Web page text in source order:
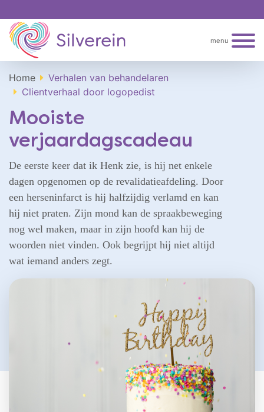
menu
Home
Verhalen van behandelaren
Clientverhaal door logopedist
Mooiste
verjaardagscadeau
De eerste keer dat ik Henk zie, is hij net enkele
dagen opgenomen op de revalidatieafdeling. Door
een herseninfarct is hij halfzijdig verlamd en kan
hij niet praten. Zijn mond kan de spraakbeweging
nog wel maken, maar in zijn hoofd kan hij de
woorden niet vinden. Ook begrijpt hij niet altijd
wat iemand anders zegt.